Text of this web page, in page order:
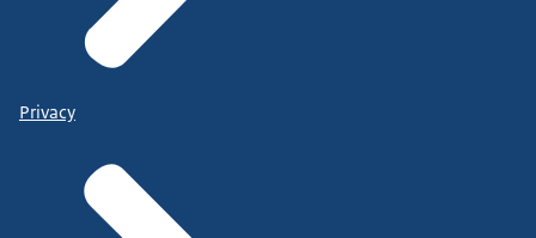
Privacy